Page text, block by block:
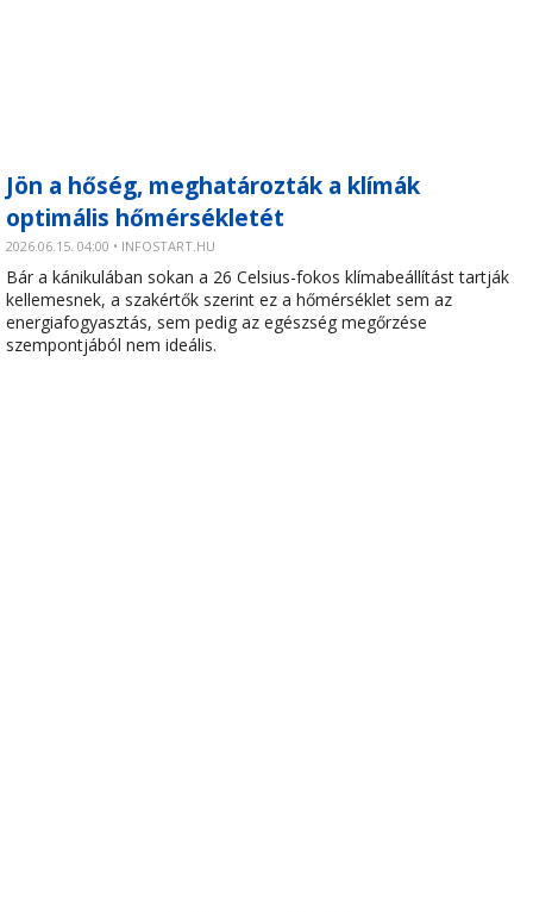
Jön a hőség, meghatározták a klímák
optimális hőmérsékletét
2026.06.15. 04:00 • INFOSTART.HU
Bár a kánikulában sokan a 26 Celsius-fokos klímabeállítást tartják
kellemesnek, a szakértők szerint ez a hőmérséklet sem az
energiafogyasztás, sem pedig az egészség megőrzése
szempontjából nem ideális.